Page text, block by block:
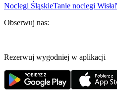
Noclegi ŚląskieTanie noclegi Wisła
Obserwuj nas:
Rezerwuj wygodniej w aplikacji